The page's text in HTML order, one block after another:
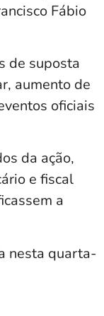
Fábio
de suposta
aumento de
oficiais
da ação,
e fiscal
a
nesta quarta-